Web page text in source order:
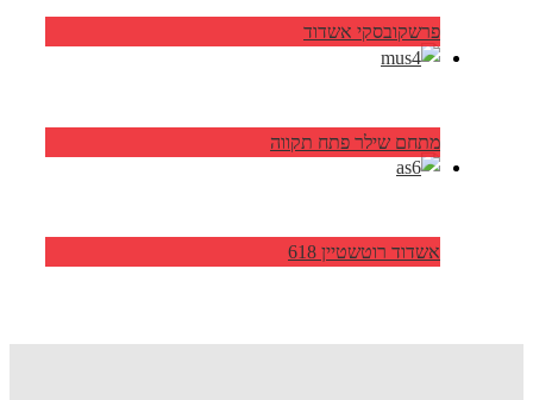
פרשקובסקי אשדוד
מתחם שילר פתח תקווה
אשדוד רוטשטיין 618